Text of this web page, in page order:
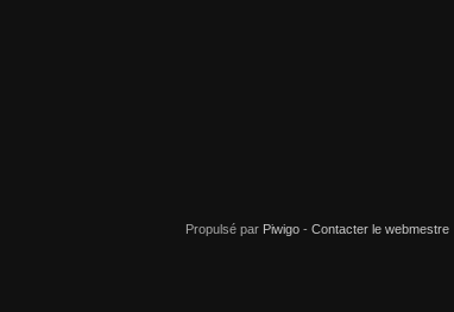
Propulsé par Piwigo - Contacter le webmestre